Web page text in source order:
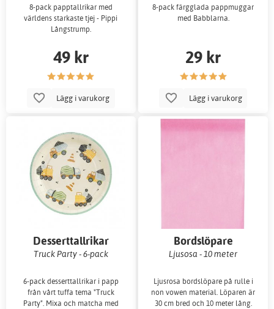
8-pack papptallrikar med
världens starkaste tjej - Pippi
Långstrump.
49 kr
Lägg i varukorg
8-pack färgglada pappmuggar
med Babblarna.
29 kr
Lägg i varukorg
Desserttallrikar
Truck Party - 6-pack
6-pack desserttallrikar i papp
från vårt tuffa tema "Truck
Party". Mixa och matcha med
Bordslöpare
Ljusosa - 10 meter
Ljusrosa bordslöpare på rulle i
non vowen material. Löparen är
30 cm bred och 10 meter lång.